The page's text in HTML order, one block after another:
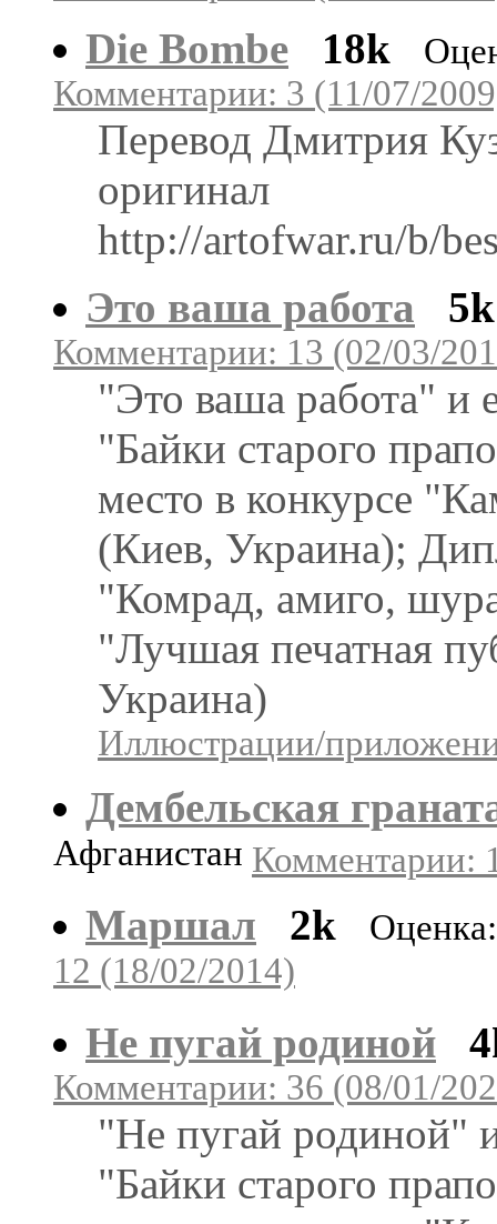
Die Bombe 18k
Комментарии: 3 (11/07/
Перевод Дмитрия
оригинал
http://artofwar.ru/b/
Это ваша работа
5k
Комментарии: 13 (02/03/
"Это ваша работа" и
"Байки старого
место в конкурсе
(Киев, Украина);
"Комрад, амиго,
"Лучшая печатная
Украина)
Иллюстрации/
Дембельская
Афганистан Комментарии:
Маршал 2k Оценка:
12 (18/02/2014)
Не пугай родиной
Комментарии: 36 (08/01/
"Не пугай родиной"
"Байки старого